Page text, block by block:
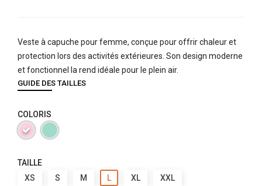
Veste à capuche pour femme, conçue pour offrir chaleur et
protection lors des activités extérieures. Son design moderne
et fonctionnel la rend idéale pour le plein air.
GUIDE DES TAILLES
COLORIS
TAILLE
XS
S M L XL XXL